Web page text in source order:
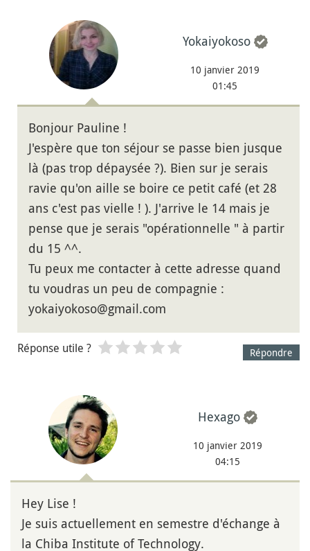
Yokaiyokoso
10 janvier 2019
01:45
Bonjour Pauline !
J'espère que ton séjour se passe bien jusque
là (pas trop dépaysée ?). Bien sur je serais
ravie qu'on aille se boire ce petit café (et 28
ans c'est pas vielle ! ). J'arrive le 14 mais je
pense que je serais "opérationnelle " à partir
du 15 ^^.
Tu peux me contacter à cette adresse quand
tu voudras un peu de compagnie :
yokaiyokoso@gmail.com
Répondre
Réponse utile ?
Hexago
10 janvier 2019
04:15
Hey Lise !
Je suis actuellement en semestre d'échange à
la Chiba Institute of Technology.